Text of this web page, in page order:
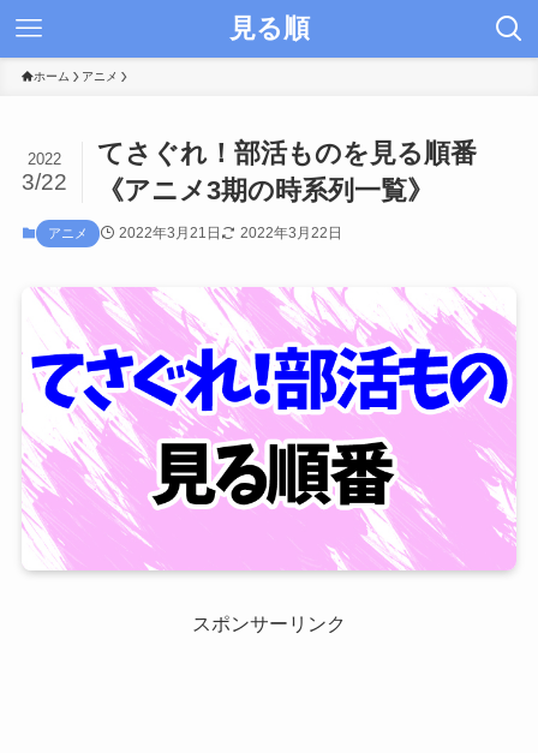
見る順
ホーム アニメ
てさぐれ！部活ものを見る順番
《アニメ3期の時系列一覧》
2022
3/22
アニメ 2022年3月21日 2022年3月22日
スポンサーリンク